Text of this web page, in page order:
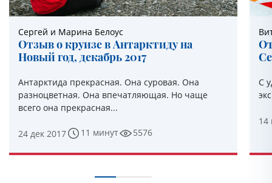
Сергей и Марина Белоус
Отзыв о круизе в Антарктиду на
Новый год, декабрь 2017
Антарктида прекрасная. Она суровая. Она
разноцветная. Она впечатляющая. Но чаще
всего она прекрасная...
24 дек 2017 11 минут 5576
С
14